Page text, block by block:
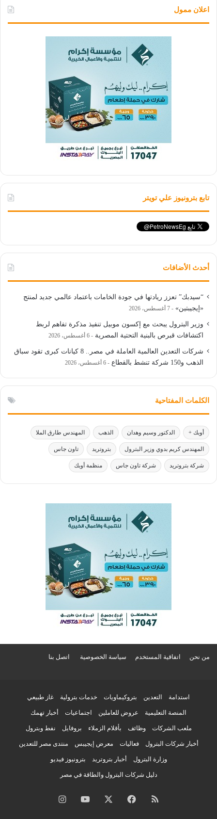
اعلان ممول
تابع بترونيوز علي تويتر
أحدث الأضافات
“سيدبك” تعزز ريادتها في جودة الخامات باعتماد عالمي جديد لمنتج
«إيجيبتين»
7 أغسطس، 2026
وزير البترول يبحث مع إكسون موبيل تنفيذ مذكرة تفاهم لربط
اكتشافات قبرص بالبنية التحتية المصرية
6 أغسطس، 2026
شركات التعدين العالمية العاملة في مصر.. 8 كيانات كبرى تقود سباق
الذهب و150 شركة تنشط بالقطاع
6 أغسطس، 2026
الكلمات المفتاحية
أوبك + الدكتور وسيم وهدان الذهب المهندس طارق الملا
المهندس كريم بدوي وزير البترول بتروتريد تاون جاس
شركة بتروتريد شركة تاون جاس منظمة أوبك
من نحن اتفاقية المستخدم سياسة الخصوصية اتصل بنا
استدامة التعدين بتروكيماويات خدمات بترولية غاز طبيعي
المنصة التعليمية عروض للعاملين اجتماعيات أخبار تهمك
ملعب الشركات وظائف بأقلام الزملاء بروفايل نفط وبترول
أخبار شركات البترول فعاليات معرض إيجيبس منتدى مصر للتعدين
وزارة البترول أخبار بتروتريد بترونيوز فيديو
دليل شركات البترول والطاقة في مصر
ملخصفيسبوك ‫YouTubeانستقرام